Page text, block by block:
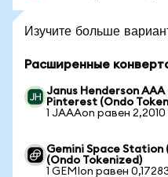
Изучите больше
Расширенные
Janus Henderson AAA
Pinterest (Ondo
1 JAAAon равен 2,2010
Gemini Space Station
(Ondo Tokenized)
1 GEMIon равен